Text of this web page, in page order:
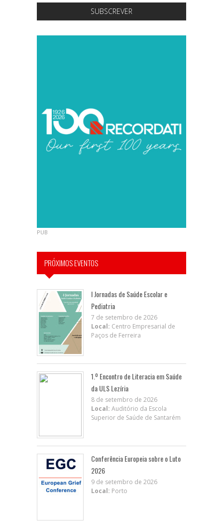
SUBSCREVER
PUB
PRÓXIMOS EVENTOS
I Jornadas de Saúde Escolar e
Pediatria
7 de setembro de 2026
Local: Centro Empresarial de
Paços de Ferreira
1.º Encontro de Literacia em Saúde
da ULS Lezíria
8 de setembro de 2026
Local: Auditório da Escola
Superior de Saúde de Santarém
Conferência Europeia sobre o Luto
2026
9 de setembro de 2026
Local: Porto